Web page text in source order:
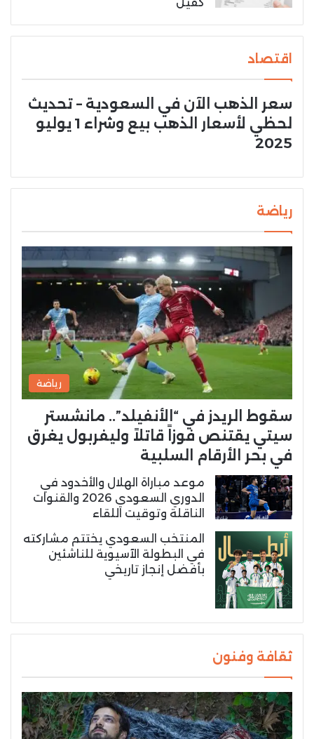
اقتصاد
سعر الذهب الآن في السعودية – تحديث
لحظي لأسعار الذهب بيع وشراء 1 يوليو
2025
رياضة
رياضة
سقوط الريدز في “الأنفيلد”.. مانشستر
سيتي يقتنص فوزاً قاتلاً وليفربول يغرق
في بحر الأرقام السلبية
موعد مباراة الهلال والأخدود في
الدوري السعودي 2026 والقنوات
الناقلة وتوقيت اللقاء
المنتخب السعودي يختتم مشاركته
في البطولة الآسيوية للناشئين
بأفضل إنجاز تاريخي
ثقافة وفنون